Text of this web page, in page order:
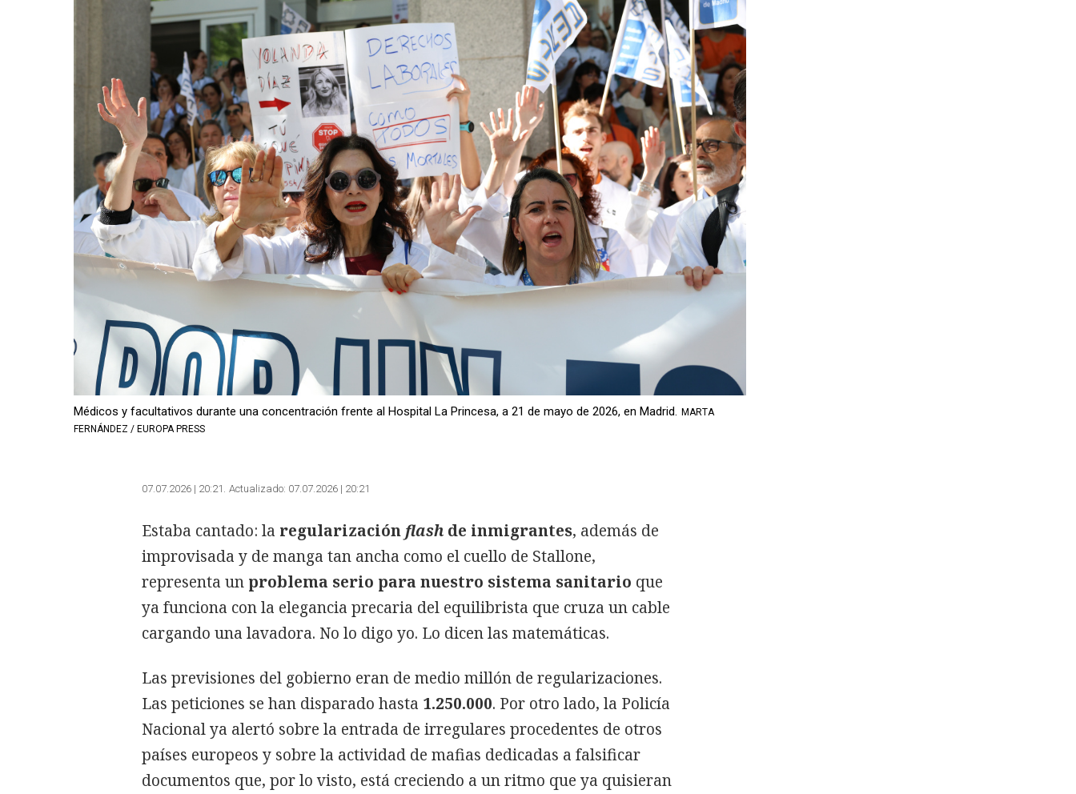
Médicos y facultativos durante una concentración frente al Hospital La Princesa, a 21 de mayo de 2026, en Madrid. MARTA
FERNÁNDEZ / EUROPA PRESS
07.07.2026 | 20:21 Actualizado: 07.07.2026 | 20:21
Estaba cantado: la regularización flash de inmigrantes, además de
improvisada y de manga tan ancha como el cuello de Stallone,
representa un problema serio para nuestro sistema sanitario que
ya funciona con la elegancia precaria del equilibrista que cruza un cable
cargando una lavadora. No lo digo yo. Lo dicen las matemáticas.
Las previsiones del gobierno eran de medio millón de regularizaciones.
Las peticiones se han disparado hasta 1.250.000. Por otro lado, la Policía
Nacional ya alertó sobre la entrada de irregulares procedentes de otros
países europeos y sobre la actividad de mafias dedicadas a falsificar
documentos que, por lo visto, está creciendo a un ritmo que ya quisieran